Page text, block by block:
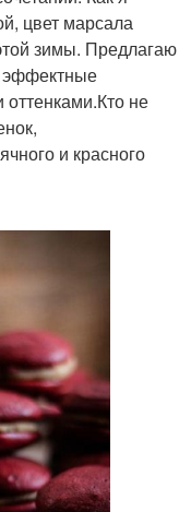
цвет марсала
зимы. Предлагаю
эффектные
оттенками.Кто не
и красного